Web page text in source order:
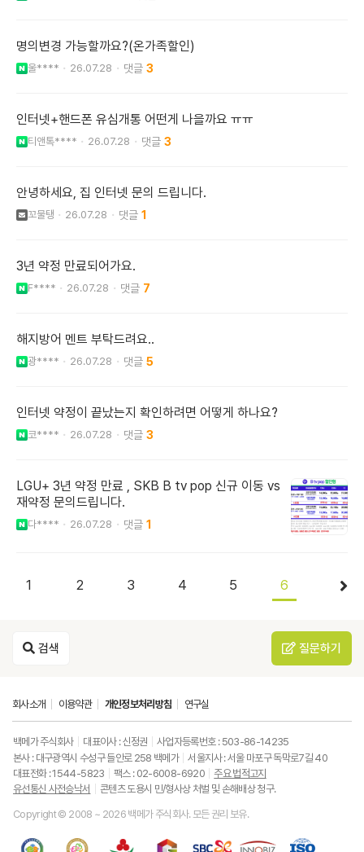
명의변경 가능할까요?(온가족할인)
울**** 26.07.28 3
인터넷+핸드폰 유심개통 어떤게 나을까요 ㅠㅠ
티앤톡**** 26.07.28 3
안녕하세요, 집 인터넷 문의 드립니다.
꼬물탱 26.07.28 1
3년 약정 만료되어가요.
F**** 26.07.28 7
해지방어 멘트 부탁드려요..
광**** 26.07.28 5
인터넷 약정이 끝났는지 확인하려면 어떻게 하나요?
코**** 26.07.28 3
LGU+ 3년 약정 만료 , SKB B tv pop 신규 이동 vs
재약정 문의드립니다.
다**** 26.07.28 1
1 2 3 4 5 6
검색 질문하기
회사소개 이용약관 개인정보처리방침 연구실
백메가 주식회사 대표이사 : 신정권
사업자등록번호 : 503-86-14235
본사 : 대구광역시 수성구 들안로 258 백메가
서울지사 : 서울 마포구 독막로7길 40
대표전화 : 1544-5823
팩스 : 02-6008-6920
주요 법적고지
유선통신 사전승낙서
콘텐츠 도용시 민/형사상 처벌 및 손해배상 청구.
Copyright © 2008 ~ 2026 백메가 주식회사. 모든 권리 보유.
중
중
ISO9001